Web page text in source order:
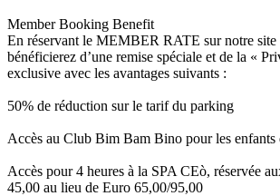
Member Booking Benefit
En réservant le MEMBER RATE sur notre site
bénéficierez d’une remise spéciale et de la «
exclusive avec les avantages suivants :
50% de réduction sur le tarif du parking
Accès au Club Bim Bam Bino pour les enfants
Accès pour 4 heures à la SPA CEò, réservée
45,00 au lieu de Euro 65,00/95,00